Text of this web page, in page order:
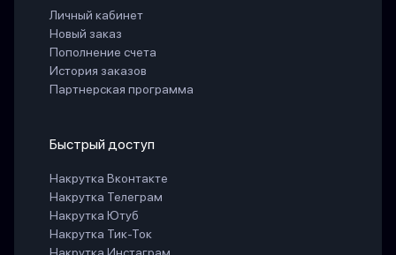
Личный кабинет
Новый заказ
Пополнение счета
История заказов
Партнерская программа
Быстрый доступ
Накрутка Вконтакте
Накрутка Телеграм
Накрутка Ютуб
Накрутка Тик-Ток